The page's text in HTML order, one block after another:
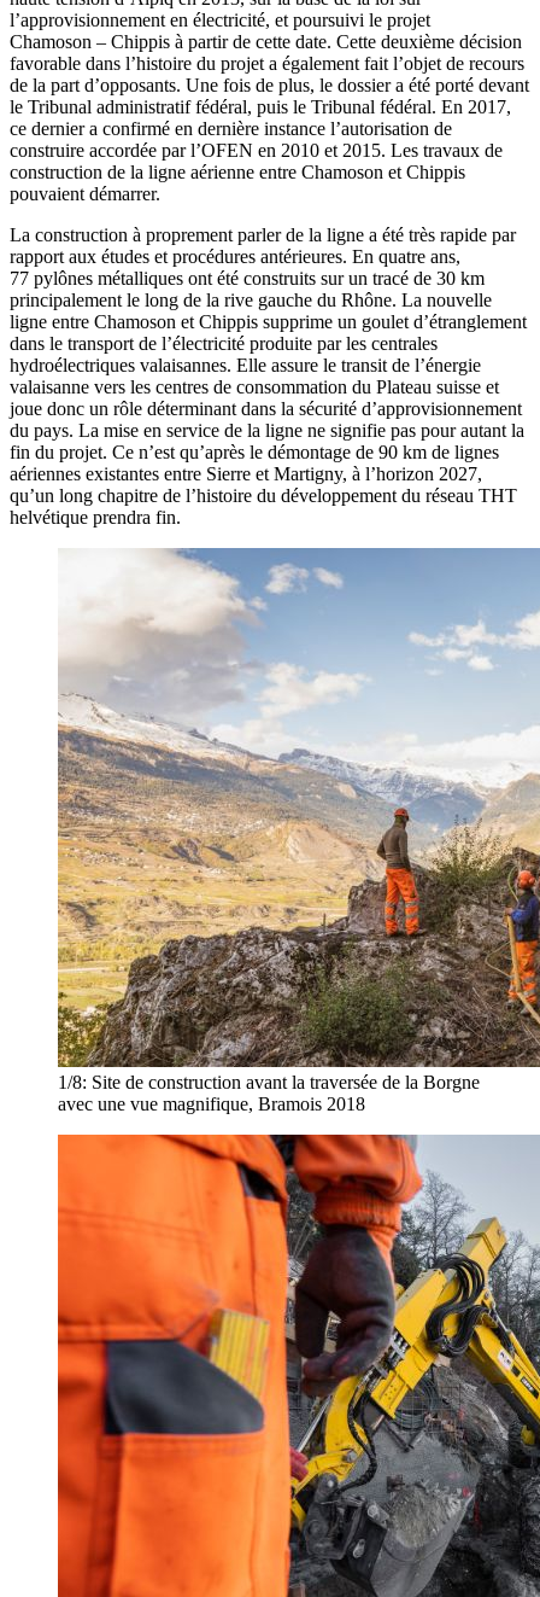
l’approvisionnement en électricité, et poursuivi le projet
Chamoson – Chippis à partir de cette date. Cette deuxième décision
favorable dans l’histoire du projet a également fait l’objet de recours
de la part d’opposants. Une fois de plus, le dossier a été porté devant
le Tribunal administratif fédéral, puis le Tribunal fédéral. En 2017,
ce dernier a confirmé en dernière instance l’autorisation de
construire accordée par l’OFEN en 2010 et 2015. Les travaux de
construction de la ligne aérienne entre Chamoson et Chippis
pouvaient démarrer.
La construction à proprement parler de la ligne a été très rapide par
rapport aux études et procédures antérieures. En quatre ans,
77 pylônes métalliques ont été construits sur un tracé de 30 km
principalement le long de la rive gauche du Rhône. La nouvelle
ligne entre Chamoson et Chippis supprime un goulet d’étranglement
dans le transport de l’électricité produite par les centrales
hydroélectriques valaisannes. Elle assure le transit de l’énergie
valaisanne vers les centres de consommation du Plateau suisse et
joue donc un rôle déterminant dans la sécurité d’approvisionnement
du pays. La mise en service de la ligne ne signifie pas pour autant la
fin du projet. Ce n’est qu’après le démontage de 90 km de lignes
aériennes existantes entre Sierre et Martigny, à l’horizon 2027,
qu’un long chapitre de l’histoire du développement du réseau THT
helvétique prendra fin.
1/8: Site de construction avant la traversée de la Borgne
avec une vue magnifique, Bramois 2018